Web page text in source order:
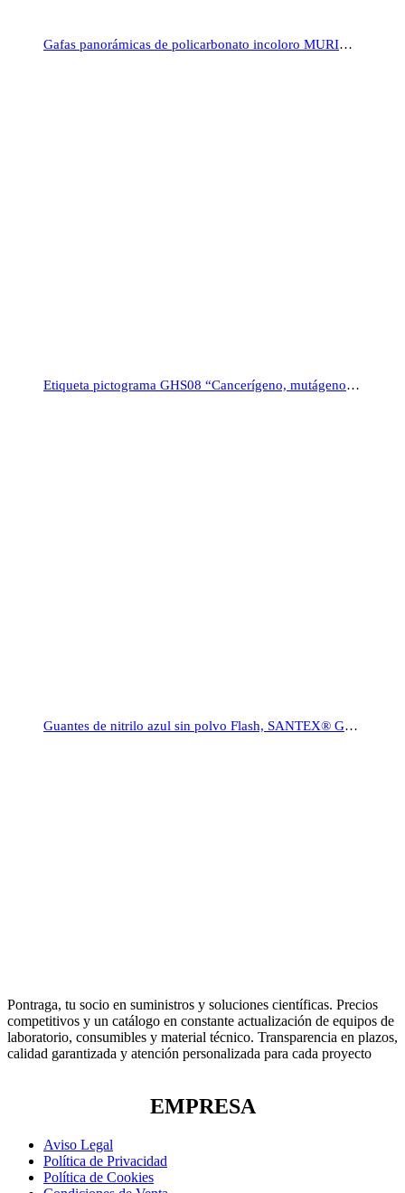
Gafas panorámicas de policarbonato incoloro MURIA1, DELTAPLUS™
Etiqueta pictograma GHS08 “Cancerígeno, mutágeno”, rollo 500
Guantes de nitrilo azul sin polvo Flash, SANTEX® GD21B
Pontraga, tu socio en suministros y soluciones científicas. Precios
competitivos y un catálogo en constante actualización de equipos de
laboratorio, consumibles y material técnico. Transparencia en plazos,
calidad garantizada y atención personalizada para cada proyecto
EMPRESA
Aviso Legal
Política de Privacidad
Política de Cookies